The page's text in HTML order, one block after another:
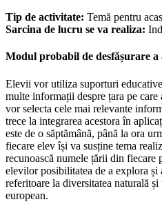
Tip de activitate: Temă pentru
Sarcina de lucru se va realiza:
Modul probabil de desfășurare
Elevii vor utiliza suporturi
multe informații despre țara pe care
vor selecta cele mai relevante
trece la integrarea acestora în
este de o săptămână, până la ora
fiecare elev își va susține tema
recunoască numele țării din fiecare
elevilor posibilitatea de a explora și
referitoare la diversitatea naturală
european.